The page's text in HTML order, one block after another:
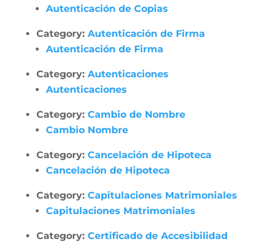
Autenticación de Copias
Category: Autenticación de Firma
Autenticación de Firma
Category: Autenticaciones
Autenticaciones
Category: Cambio de Nombre
Cambio Nombre
Category: Cancelación de Hipoteca
Cancelación de Hipoteca
Category: Capitulaciones Matrimoniales
Capitulaciones Matrimoniales
Category: Certificado de Accesibilidad